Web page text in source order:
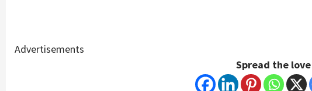
Advertisements
Spread the love